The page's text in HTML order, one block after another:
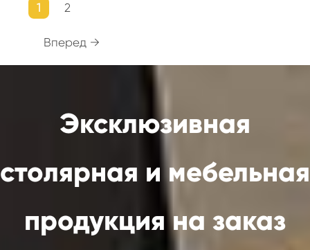
1 2
Вперед →
Эксклюзивная
столярная и мебельная
продукция на заказ